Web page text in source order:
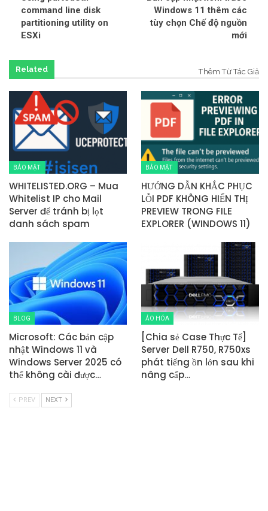
command line disk
partitioning utility on
ESXi
Windows 11 thêm các
tùy chọn Chế độ nguồn
mới
Related Thêm Từ Tác Giả
BẢO MẬT
WHITELISTED.ORG – Mua
Whitelist IP cho Mail
Server để tránh bị lọt
danh sách spam
BẢO MẬT
HƯỚNG DẪN KHẮC PHỤC
LỖI PDF KHÔNG HIỂN THỊ
PREVIEW TRONG FILE
EXPLORER (WINDOWS 11)
BLOG
Microsoft: Các bản cập
nhật Windows 11 và
Windows Server 2025 có
thể không cài được…
ẢO HÓA
[Chia sẻ Case Thực Tế]
Server Dell R750, R750xs
phát tiếng ồn lớn sau khi
nâng cấp…
PREV NEXT